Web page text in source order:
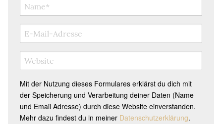
Mit der Nutzung dieses Formulares erklärst du dich mit
der Speicherung und Verarbeitung deiner Daten (Name
und Email Adresse) durch diese Website einverstanden.
Mehr dazu findest du in meiner Datenschutzerklärung.